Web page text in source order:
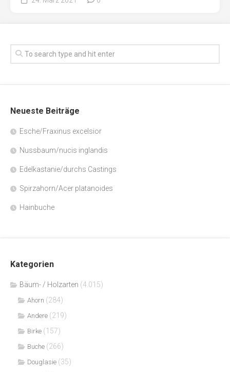
Neueste Beiträge
Esche/Fraxinus excelsior
Nussbaum/nucis inglandis
Edelkastanie/durchs Castings
Spirzahorn/Acer platanoides
Hainbuche
Kategorien
Bäum- / Holzarten (4.015)
Ahorn (284)
Andere (219)
Birke (157)
Buche (266)
Douglasie (35)